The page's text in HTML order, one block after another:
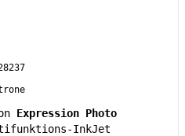
Expression Photo
InkJet